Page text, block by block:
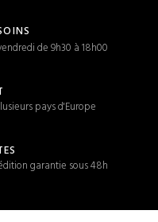
de 9h30 à 18h00
pays d'Europe
garantie sous 48h